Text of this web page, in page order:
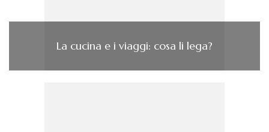
La cucina e i viaggi: cosa li lega?